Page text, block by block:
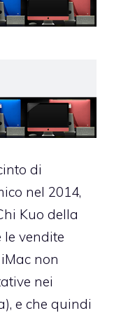
di
nel 2014,
Kuo della
le vendite
non
nei
e che quindi